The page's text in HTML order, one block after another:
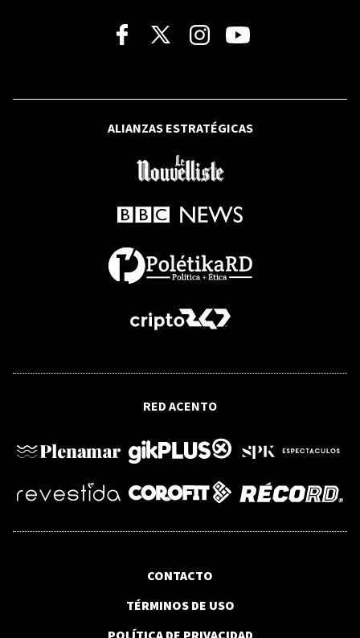
Vergüenza para la Ciudad de Santo
futuro de IA que sabe hablar con
Gabinete de Política Social realiza
hospital Jacinto Mañón
termina con detenidos y heridos frente
ALIANZAS ESTRATÉGICAS
RED ACENTO
CONTACTO
TÉRMINOS DE USO